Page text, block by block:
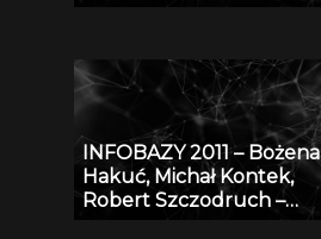
kontekście tworzenia baz
danych
INFOBAZY 2011 – Bożena
Hakuć, Michał Kontek,
Robert Szczodruch –